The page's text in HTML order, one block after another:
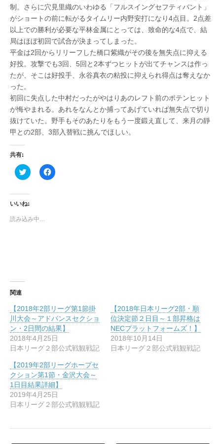
制。さらに穴見里織のいわゆる「フルスイングセフティバント」
がショートの前に転がるタイムリー内野安打になり4点目。2点差
以上での勝利が必要な平林金属にとっては、致命的な4点で、結
局はほぼ初回で試合が決まってしまった。
平金は2回からリリーフした橋口紫織がその後を無失点に抑える
好投。攻撃でも3回、5回と2本ずつヒットが出てチャンスは作っ
たが、そこは好投手、永谷真衣の粘投に抑えられ得点は奪えなか
った。
初回に失点した中村だったがやはりあのレフト前のポテンヒット
が悔やまれる。あれをなんとか捕ってあげていれば無失点で切り
抜けていた。野手もそのあたりをもう一度鍛え直して、来月の靜
甲との2部、3部入替戦に挑んでほしい。
共有:
ク
リ
し
て
T
w
i
ィ
ン
ド
ウ
で
開
き
ま
)
F
a
く
だ
さ
い
(
新
し
い
ィ
ン
ド
ウ
で
開
き
ま
いいね:
読み込み中…
関連
【2018年2部リーグ第1節掛
川大会～アドバンスセクショ
ン・2日間の結果】
2018年4月25日
日本リーグ２部公式戦観戦記
【2018年日本リーグ2部・順
位決定節２日目～１部昇格は
NECプラットフォームズ！】
2018年10月14日
日本リーグ２部公式戦観戦記
【2019年2部リーグホープセ
クション第1節・金沢大会～
1日目結果詳細】
2019年4月25日
日本リーグ２部公式戦観戦記